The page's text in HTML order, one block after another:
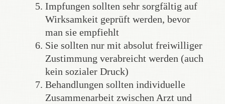
Impfungen sollten sehr sorgfältig auf
Wirksamkeit geprüft werden, bevor
man sie empfiehlt
Sie sollten nur mit absolut freiwilliger
Zustimmung verabreicht werden (auch
kein sozialer Druck)
Behandlungen sollten individuelle
Zusammenarbeit zwischen Arzt und